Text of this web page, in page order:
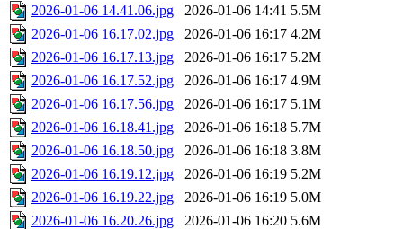
2026-01-06 14.41.06.jpg
2026-01-06 14:41 5.5M
2026-01-06 16.17.02.jpg
2026-01-06 16:17 4.2M
2026-01-06 16.17.13.jpg
2026-01-06 16:17 5.2M
2026-01-06 16.17.52.jpg
2026-01-06 16:17 4.9M
2026-01-06 16.17.56.jpg
2026-01-06 16:17 5.1M
2026-01-06 16.18.41.jpg
2026-01-06 16:18 5.7M
2026-01-06 16.18.50.jpg
2026-01-06 16:18 3.8M
2026-01-06 16.19.12.jpg
2026-01-06 16:19 5.2M
2026-01-06 16.19.22.jpg
2026-01-06 16:19 5.0M
2026-01-06 16.20.26.jpg
2026-01-06 16:20 5.6M